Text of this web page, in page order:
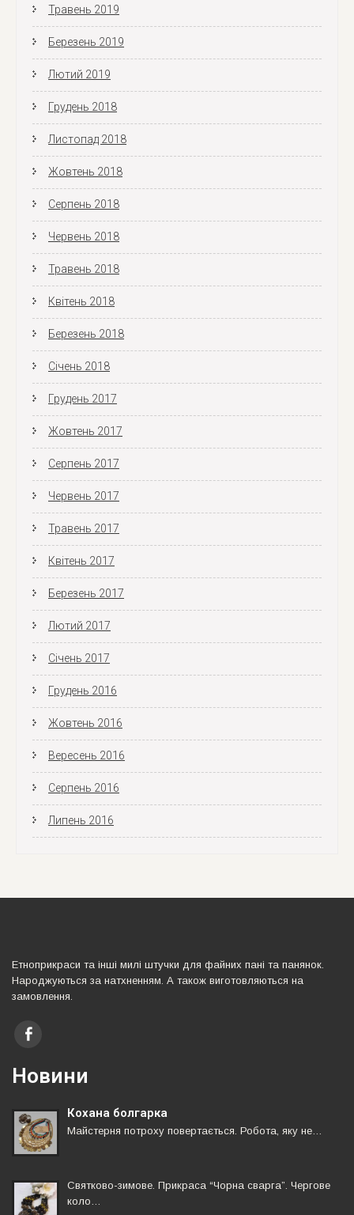
Травень 2019
Березень 2019
Лютий 2019
Грудень 2018
Листопад 2018
Жовтень 2018
Серпень 2018
Червень 2018
Травень 2018
Квітень 2018
Березень 2018
Січень 2018
Грудень 2017
Жовтень 2017
Серпень 2017
Червень 2017
Травень 2017
Квітень 2017
Березень 2017
Лютий 2017
Січень 2017
Грудень 2016
Жовтень 2016
Вересень 2016
Серпень 2016
Липень 2016
Етноприкраси та iншi милi штучки для файних панi та панянок.
Народжуються за натхненням. А також виготовляються на
замовлення.
Новини
Кохана болгарка
Майстерня потроху повертається. Робота, яку не…
Святково-зимове. Прикраса “Чорна сварга”. Чергове
коло…